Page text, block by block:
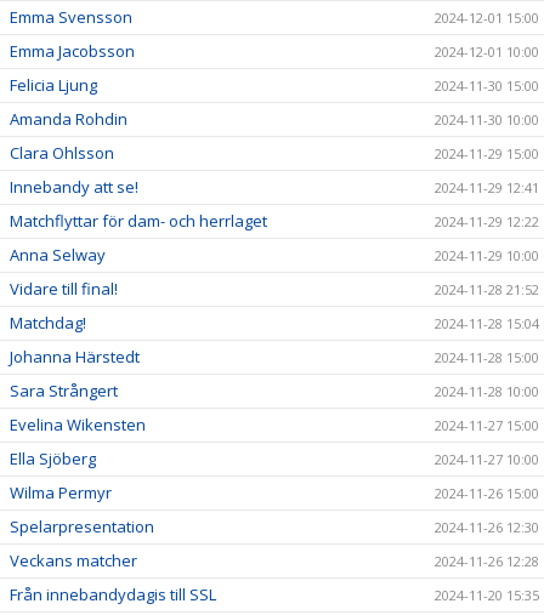
Emma Svensson 2024-12-01 15:00
Emma Jacobsson 2024-12-01 10:00
Felicia Ljung 2024-11-30 15:00
Amanda Rohdin 2024-11-30 10:00
Clara Ohlsson 2024-11-29 15:00
Innebandy att se! 2024-11-29 12:41
Matchflyttar för dam- och herrlaget 2024-11-29 12:22
Anna Selway 2024-11-29 10:00
Vidare till final! 2024-11-28 21:52
Matchdag! 2024-11-28 15:04
Johanna Härstedt 2024-11-28 15:00
Sara Strångert 2024-11-28 10:00
Evelina Wikensten 2024-11-27 15:00
Ella Sjöberg 2024-11-27 10:00
Wilma Permyr 2024-11-26 15:00
Spelarpresentation 2024-11-26 12:30
Veckans matcher 2024-11-26 12:28
Från innebandydagis till SSL 2024-11-20 15:35